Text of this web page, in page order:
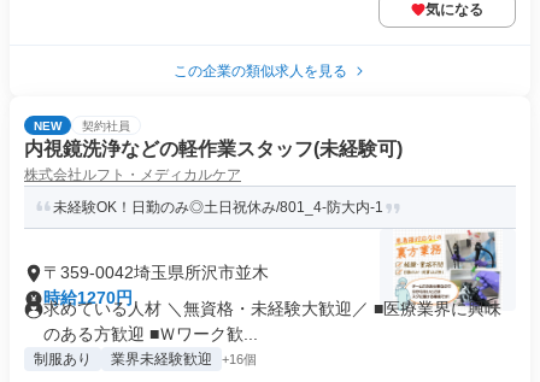
気になる
この企業の類似求人を見る
NEW 契約社員
内視鏡洗浄などの軽作業スタッフ(未経験可)
株式会社ルフト・メディカルケア
未経験OK！日勤のみ◎土日祝休み/801_4-防大内-1
〒359-0042埼玉県所沢市並木
時給1270円
求めている人材 ＼無資格・未経験大歓迎／ ■医療業界に興味
のある方歓迎 ■Ｗワーク歓...
制服あり 業界未経験歓迎 +16個